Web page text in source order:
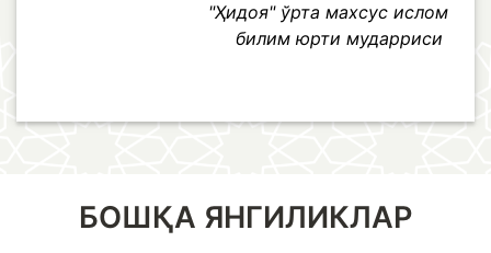
"Ҳидоя" ўрта махсус ислом
билим юрти мударриси
БОШҚА ЯНГИЛИКЛАР